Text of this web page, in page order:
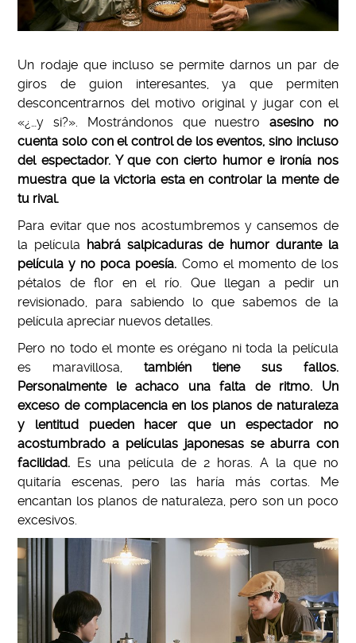
Un rodaje que incluso se permite darnos un par de
giros de guion interesantes, ya que permiten
desconcentrarnos del motivo original y jugar con el
«¿…y si?». Mostrándonos que nuestro asesino no
cuenta solo con el control de los eventos, sino incluso
del espectador. Y que con cierto humor e ironía nos
muestra que la victoria esta en controlar la mente de
tu rival.
Para evitar que nos acostumbremos y cansemos de
la película habrá salpicaduras de humor durante la
película y no poca poesía. Como el momento de los
pétalos de flor en el río. Que llegan a pedir un
revisionado, para sabiendo lo que sabemos de la
película apreciar nuevos detalles.
Pero no todo el monte es orégano ni toda la película
es maravillosa, también tiene sus fallos.
Personalmente le achaco una falta de ritmo. Un
exceso de complacencia en los planos de naturaleza
y lentitud pueden hacer que un espectador no
acostumbrado a películas japonesas se aburra con
facilidad. Es una película de 2 horas. A la que no
quitaría escenas, pero las haría más cortas. Me
encantan los planos de naturaleza, pero son un poco
excesivos.